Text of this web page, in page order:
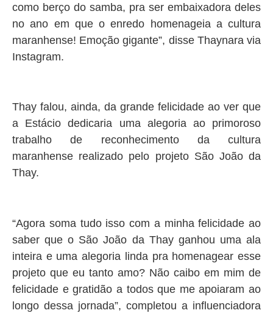
como berço do samba, pra ser embaixadora deles
no ano em que o enredo homenageia a cultura
maranhense! Emoção gigante”, disse Thaynara via
Instagram.
Thay falou, ainda, da grande felicidade ao ver que
a Estácio dedicaria uma alegoria ao primoroso
trabalho de reconhecimento da cultura
maranhense realizado pelo projeto São João da
Thay.
“Agora soma tudo isso com a minha felicidade ao
saber que o São João da Thay ganhou uma ala
inteira e uma alegoria linda pra homenagear esse
projeto que eu tanto amo? Não caibo em mim de
felicidade e gratidão a todos que me apoiaram ao
longo dessa jornada”, completou a influenciadora